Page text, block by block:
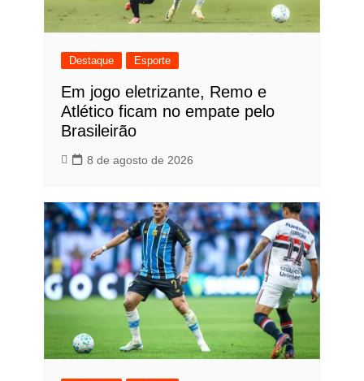
Destaque Esporte
Em jogo eletrizante, Remo e
Atlético ficam no empate pelo
Brasileirão
8 de agosto de 2026